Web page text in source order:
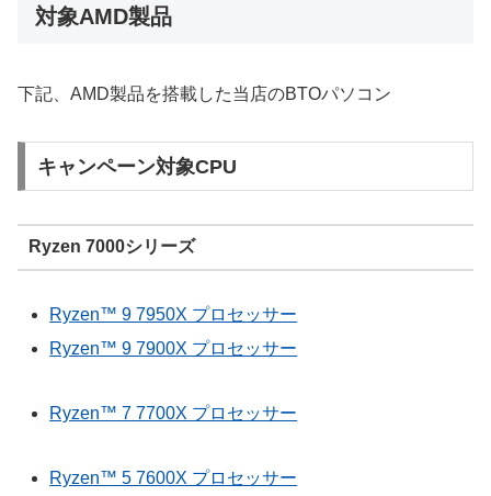
対象AMD製品
下記、AMD製品を搭載した当店のBTOパソコン
キャンペーン対象CPU
Ryzen 7000シリーズ
Ryzen™ 9 7950X プロセッサー
Ryzen™ 9 7900X プロセッサー
Ryzen™ 7 7700X プロセッサー
Ryzen™ 5 7600X プロセッサー